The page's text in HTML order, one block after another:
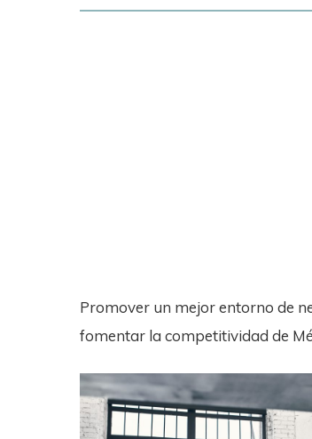
Promover un mejor entorno de
fomentar la competitividad de